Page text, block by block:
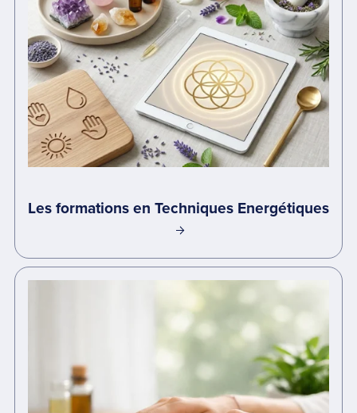
Les formations en Techniques Energétiques